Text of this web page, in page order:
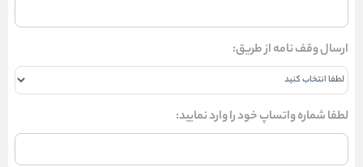
ارسال وقف نامه از طریق:
لطفا شماره واتساپ خود را وارد نمایید: